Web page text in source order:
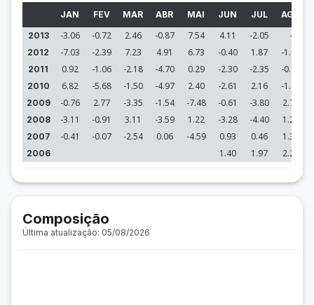
JAN FEV MAR ABR MAI JUN JUL AGO
2013
-3.06 -0.72 2.46 -0.87 7.54 4.11 -2.05 -
2012 -7.03 -2.39 7.23 4.91 6.73 -0.40 1.87 -1.04
2011 0.92 -1.06 -2.18 -4.70 0.29 -2.30 -2.35 -0.25
2010 6.82 -5.68 -1.50 -4.97 2.40 -2.61 2.16 -1.23
2009 -0.76 2.77 -3.35 -1.54 -7.48 -0.61 -3.80 2.71
2008 -3.11 -0.91 3.11 -3.59 1.22 -3.28 -4.40 1.22
2007 -0.41 -0.07 -2.54 0.06 -4.59 0.93 0.46 1.37
2006 1.40 1.97 2.25
Composição
Última atualização: 05/08/2026